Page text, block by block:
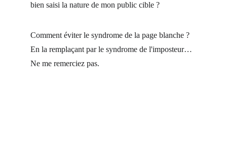
bien saisi la nature de mon public cible ?
Comment éviter le syndrome de la page blanche ?
En la remplaçant par le syndrome de l'imposteur…
Ne me remerciez pas.